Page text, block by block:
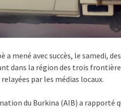
a mené avec succès, le samedi,
dans la région des trois
par les médias locaux.
du Burkina (AIB) a rapporté